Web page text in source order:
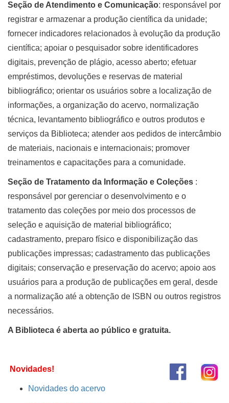
Seção de Atendimento e Comunicação: responsável por
registrar e armazenar a produção científica da unidade;
fornecer indicadores relacionados à evolução da produção
científica; apoiar o pesquisador sobre identificadores
digitais, prevenção de plágio, acesso aberto; efetuar
empréstimos, devoluções e reservas de material
bibliográfico; orientar os usuários sobre a localização de
informações, a organização do acervo, normalização
técnica, levantamento bibliográfico e outros produtos e
serviços da Biblioteca; atender aos pedidos de intercâmbio
de materiais, nacionais e internacionais; promover
treinamentos e capacitações para a comunidade.
Seção de Tratamento da Informação e Coleções :
responsável por gerenciar o desenvolvimento e o
tratamento das coleções por meio dos processos de
seleção e aquisição de material bibliográfico;
cadastramento, preparo físico e disponibilização das
publicações impressas; cadastramento das publicações
digitais; conservação e preservação do acervo; apoio aos
usuários para a produção de publicações em geral, desde
a normalização até a obtenção de ISBN ou outros registros
necessários.
A Biblioteca é aberta ao público e gratuita.
Novidades!
Novidades do acervo